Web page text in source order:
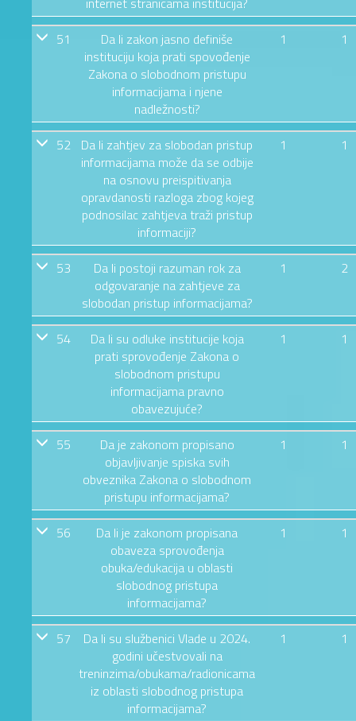
51
Da li zakon jasno definiše
instituciju koja prati spovođenje
Zakona o slobodnom pristupu
informacijama i njene
nadležnosti?
1 1
52 Da li zahtjev za slobodan pristup
informacijama može da se odbije
na osnovu preispitivanja
opravdanosti razloga zbog kojeg
podnosilac zahtjeva traži pristup
informaciji?
1 1
53
Da li postoji razuman rok za
odgovaranje na zahtjeve za
slobodan pristup informacijama?
1 2
54
Da li su odluke institucije koja
prati sprovođenje Zakona o
slobodnom pristupu
informacijama pravno
obavezujuće?
1 1
55
Da je zakonom propisano
objavljivanje spiska svih
obveznika Zakona o slobodnom
pristupu informacijama?
1 1
56
Da li je zakonom propisana
obaveza sprovođenja
obuka/edukacija u oblasti
slobodnog pristupa
informacijama?
1 1
57
Da li su službenici Vlade u 2024.
godini učestvovali na
treninzima/obukama/radionicama
iz oblasti slobodnog pristupa
informacijama?
1 1